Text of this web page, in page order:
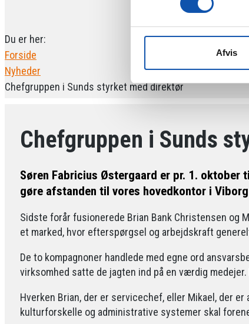
Afvis
Du er her:
Forside
Nyheder
Chefgruppen i Sunds styrket med direktør
Chefgruppen i Sunds
Søren Fabricius Østergaard er pr. 1.
gøre afstanden til vores hovedkontor i
Sidste forår fusionerede Brian Bank Christensen og
et marked, hvor efterspørgsel og arbejdskraft
De to kompagnoner handlede med egne ord
virksomhed satte de jagten ind på en værdig
Hverken Brian, der er servicechef, eller Mikael, der
kulturforskelle og administrative systemer skal